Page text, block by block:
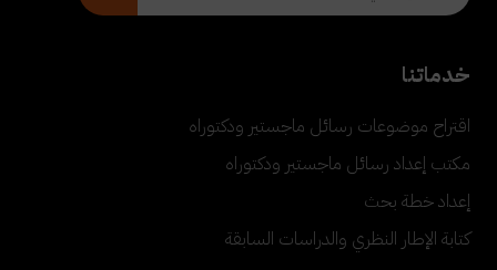
خدماتنا
اقتراح موضوعات رسائل ماجستير ودكتوراه
مكتب إعداد رسائل ماجستير ودكتوراه
إعداد خطة بحث
كتابة الإطار النظري والدراسات السابقة